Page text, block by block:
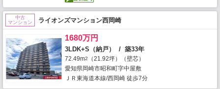
中古
マンション
ライオンズマンション西岡崎
1680万円
3LDK+S（納戸） / 築33年
72.49m2
（21.92坪）（壁芯）
愛知県岡崎市昭和町字中屋敷
ＪＲ東海道本線/西岡崎 徒歩7分